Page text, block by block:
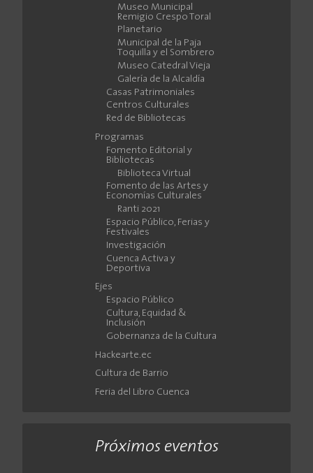
Museo Municipal
Remigio Crespo Toral
Planetario
Municipal de la Paja
Toquilla y el Sombrero
Museo Catedral Vieja
Galería de la Alcaldía
Casas Patrimoniales
Centros Culturales
Red de Bibliotecas
Programas
Fomento Editorial y
Bibliotecas
Biblioteca Virtual
Fomento de las Artes y
Economías Culturales
Ranti 2021
Espacio Público, Ferias y
Festivales
Investigación
Cuenca Activa y
Deportiva
Ejes
Espacio Público
Cultura, Equidad &
Inclusión
Gobernanza de la Cultura
Hackearte.ec
Cultura de Barrio
Feria del Libro Cuenca
Próximos eventos